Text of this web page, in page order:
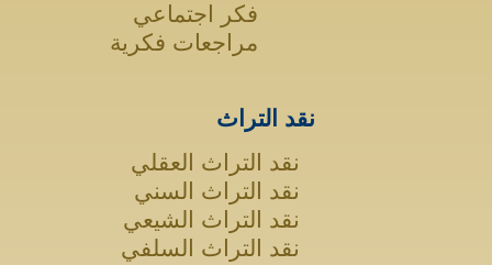
فكر اجتماعي
مراجعات فكرية
نقد التراث
نقد التراث العقلي
نقد التراث السني
نقد التراث الشيعي
نقد التراث السلفي